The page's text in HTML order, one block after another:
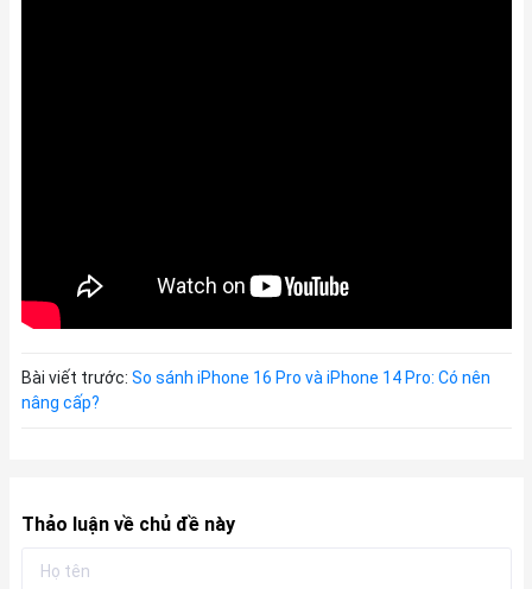
Bài viết trước: So sánh iPhone 16 Pro và iPhone 14 Pro: Có nên
nâng cấp?
Thảo luận về chủ đề này